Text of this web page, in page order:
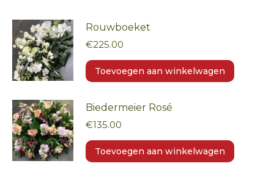
Rouwboeket
€225.00
Toevoegen aan winkelwagen
Biedermeier Rosé
€135.00
Toevoegen aan winkelwagen